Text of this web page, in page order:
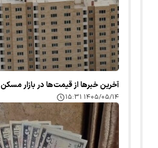
آخرین خبر‌ها از قیمت‌ها در بازار مسکن
۱۴۰۵/۰۵/۱۴ ۱۵:۳۱